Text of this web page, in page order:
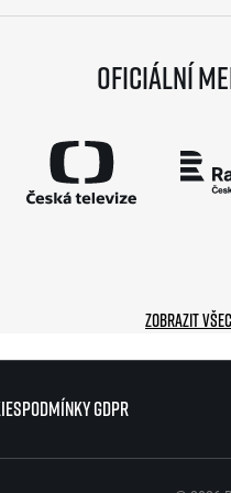
Podmínky GDPR
Oficiální
Zobrazit
Podmínky GDPR